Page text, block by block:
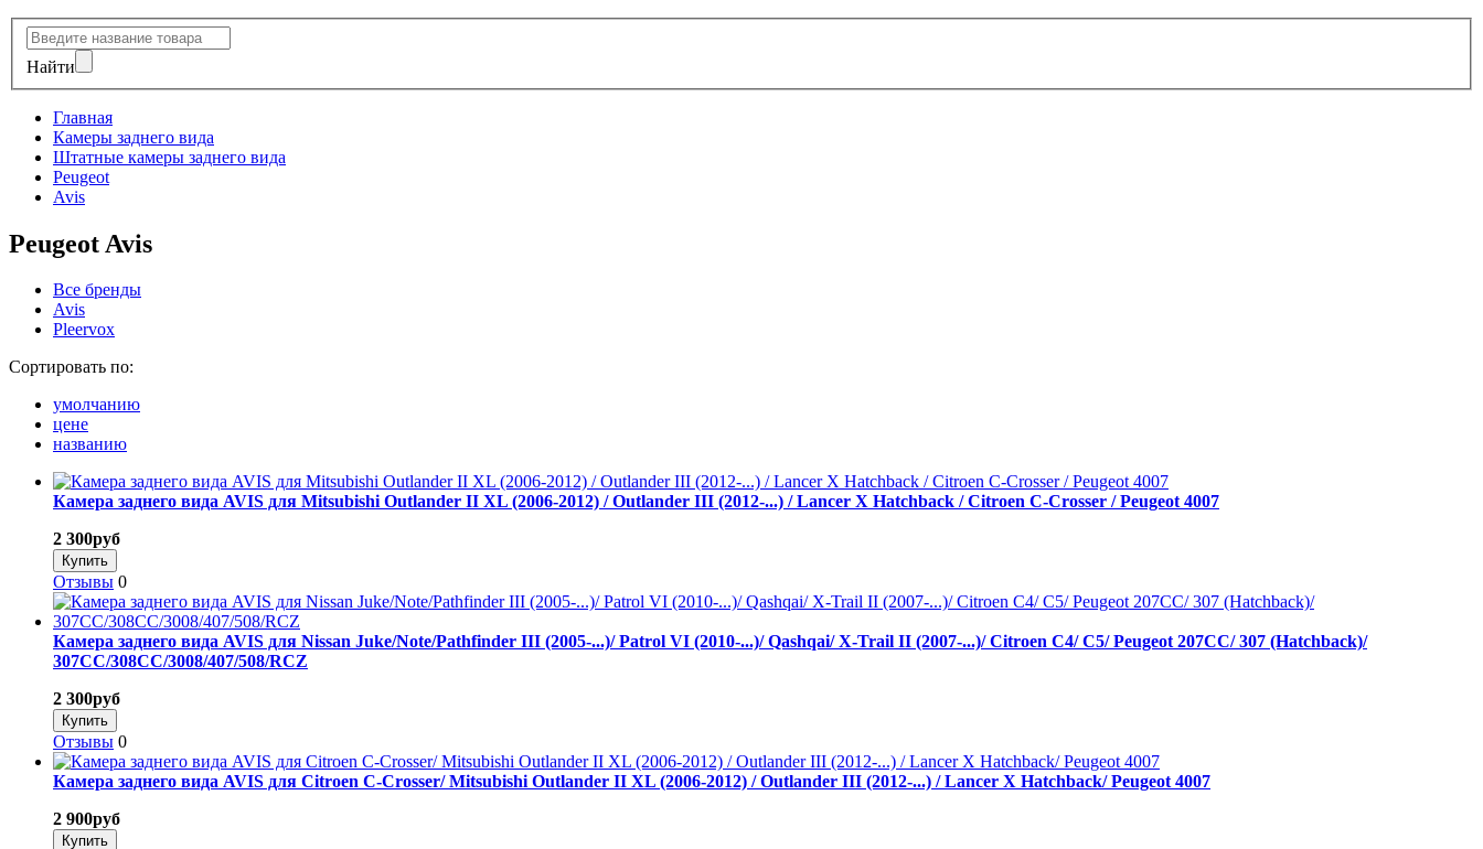
Найти
Главная
Камеры заднего вида
Штатные камеры заднего вида
Peugeot
Avis
Peugeot Avis
Все бренды
Avis
Pleervox
Сортировать по:
умолчанию
цене
названию
Камера заднего вида AVIS для Mitsubishi Outlander II XL (2006-2012) / Outlander III (2012-...) / Lancer X Hatchback / Citroen C-Crosser / Peugeot 4007
2 300руб
Отзывы 0
Камера заднего вида AVIS для Nissan Juke/Note/Pathfinder III (2005-...)/ Patrol VI (2010-...)/ Qashqai/ X-Trail II (2007-...)/ Citroen C4/ C5/ Peugeot 207CC/ 307 (Hatchback)/
307CC/308CC/3008/407/508/RCZ
2 300руб
Отзывы 0
Камера заднего вида AVIS для Citroen C-Crosser/ Mitsubishi Outlander II XL (2006-2012) / Outlander III (2012-...) / Lancer X Hatchback/ Peugeot 4007
2 900руб